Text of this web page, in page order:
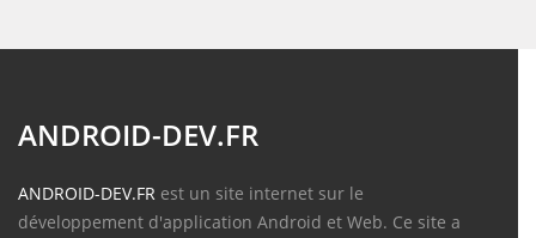
ANDROID-DEV.FR
ANDROID-DEV.FR est un site internet sur le
développement d'application Android et Web. Ce site a